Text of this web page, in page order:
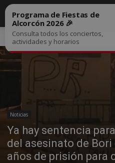
Inicio Noticias
Noticias
Ya hay sentencia
del asesinato de
años de prisión para
Programa de Fiestas de
Alcorcón 2026 🎉
Consulta todos los conciertos,
actividades y horarios